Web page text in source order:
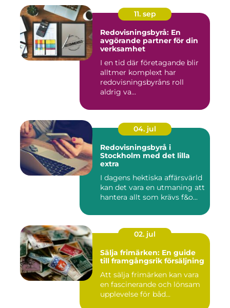
11. sep
Redovisningsbyrå: En
avgörande partner för din
verksamhet
I en tid där företagande blir
alltmer komplext har
redovisningsbyråns roll
aldrig va...
04. jul
Redovisningsbyrå i
Stockholm med det lilla
extra
I dagens hektiska affärsvärld
kan det vara en utmaning att
hantera allt som krävs f&o...
02. jul
Sälja frimärken: En guide
till framgångsrik försäljning
Att sälja frimärken kan vara
en fascinerande och lönsam
upplevelse för båd...